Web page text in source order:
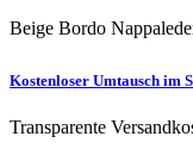
Beige Bordo
Kostenloser Umtausch im
Transparente